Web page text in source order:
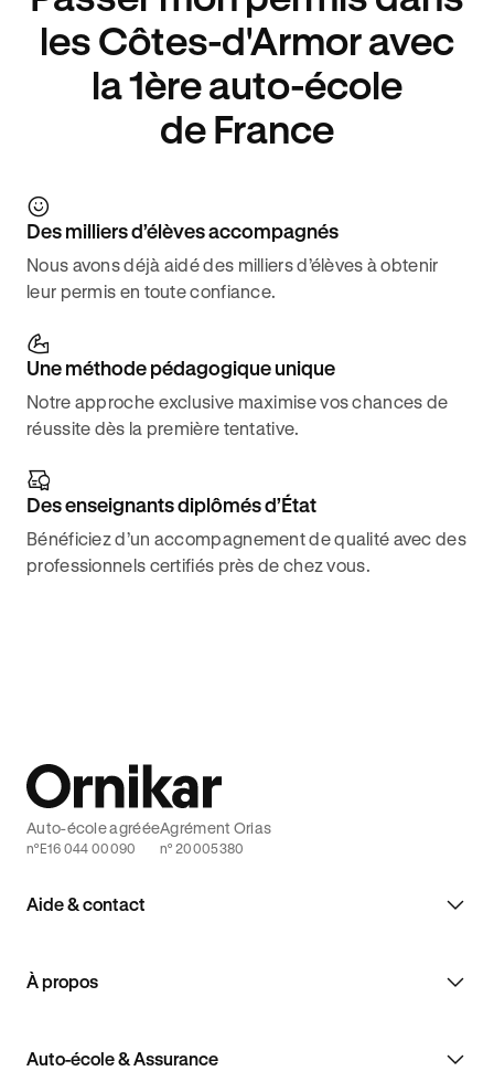
les Côtes-d'Armor avec
la 1ère auto-école
de France
Des milliers d’élèves accompagnés
Nous avons déjà aidé des milliers d’élèves à obtenir
leur permis en toute confiance.
Une méthode pédagogique unique
Notre approche exclusive maximise vos chances de
réussite dès la première tentative.
Des enseignants diplômés d’État
Bénéficiez d’un accompagnement de qualité avec des
professionnels certifiés près de chez vous.
Aide & contact
À propos
Auto-école & Assurance
Auto-école agréée
n°E16 044 00090
Agrément Orias
n° 20005380